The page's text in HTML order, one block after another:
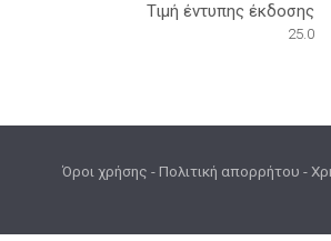
Τιμή έντυπης έκδοσης
25.0
Όροι χρήσης -Πολιτική απορρήτου -